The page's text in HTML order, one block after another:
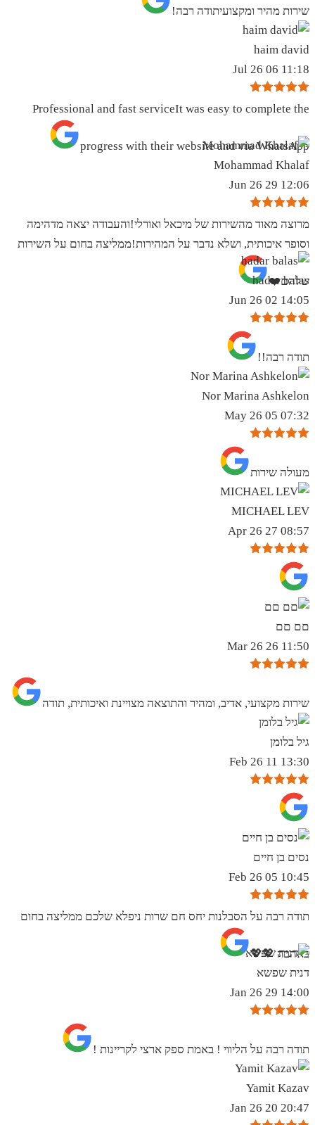
שירות מהיר ומקצועיתודה רבה!
haim david
11:18 06 Jul 26
Professional and fast serviceIt was easy to complete the
progress with their website and via WhatsApp
Mohammad Khalaf
12:06 29 Jun 26
מרוצה מאוד מהשירות של מיכאל ואורלי!והעבודה יצאה מדהימה
וסופר איכותית, ושלא נדבר על המהירות!ממליצה בחום על השירות
שלהם❤️
hadar balas
14:05 02 Jun 26
תודה רבה!!
Nor Marina Ashkelon
07:32 05 May 26
מעולה שירות
MICHAEL LEV
08:57 27 Apr 26
םם םם
11:50 26 Mar 26
שירות מקצועי, אדיב, ומהיר והתוצאה מצויינת ואיכותית, תודה
גיל בלומן
13:30 11 Feb 26
נסים בן חיים
10:45 05 Feb 26
תודה רבה על הסבלנות יחס חם שרות ניפלא שלכם ממליצה בחום
באהבה 💖💖
דנית שפשא
14:00 29 Jan 26
תודה רבה על הליווי ! באמת ספק ארצי לקריינות !
Yamit Kazav
20:47 20 Jan 26